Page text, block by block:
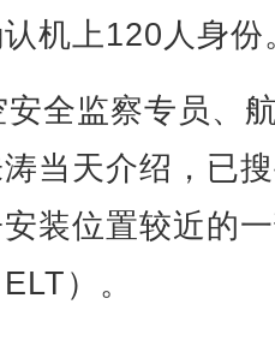
机上120人身份
全监察专员、
当天介绍，已
装位置较近的
）。